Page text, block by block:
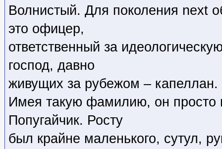
Волнистый. Для поколения next
это офицер,
ответственный за
господ, давно
живущих за рубежом – капеллан.
Имея такую фамилию, он просто
Попугайчик. Росту
был крайне маленького, сутул,